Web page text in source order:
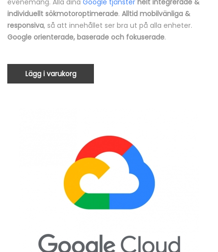
evenemang. Alla dina Google tjänster helt integrerade &
individuellt sökmotoroptimerade. Alltid mobilvänliga &
responsiva, så att innehållet ser bra ut på alla enheter.
Google orienterade, baserade och fokuserade.
Lägg i varukorg